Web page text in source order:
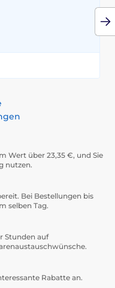
Wert über 23,35 €, und Sie
nutzen.
Bei Bestellungen bis
selben Tag.
Stunden auf
Rabatte an.